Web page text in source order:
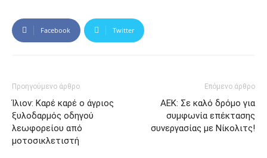
Facebook Twitter
Προηγούμενο άρθρο
Ίλιον: Καρέ καρέ ο άγριος
ξυλοδαρμός οδηγού
λεωφορείου από
μοτοσικλετιστή
Επόμενο άρθρο
ΑΕΚ: Σε καλό δρόμο για
συμφωνία επέκτασης
συνεργασίας με Νίκολιτς!